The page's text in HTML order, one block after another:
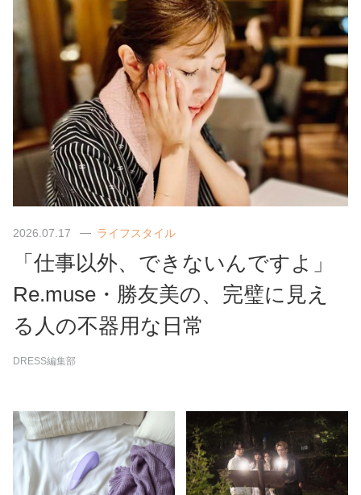
2026.07.17 ライフスタイル
「仕事以外、できないんですよ」
Re.muse・勝友美の、完璧に見え
る人の不器用な日常
DRESS編集部